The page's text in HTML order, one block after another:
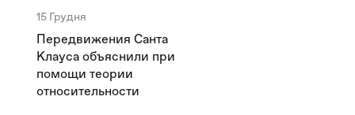
15 Грудня
Передвижения Санта
Клауса объяснили при
помощи теории
относительности